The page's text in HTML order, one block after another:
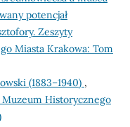
potencjał
Zeszyty
Miasta Krakowa: Tom
(1883–1940) ,
Historycznego